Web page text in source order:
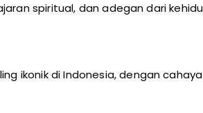
spiritual, dan adegan dari
ikonik di Indonesia, dengan